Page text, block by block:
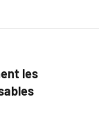
les